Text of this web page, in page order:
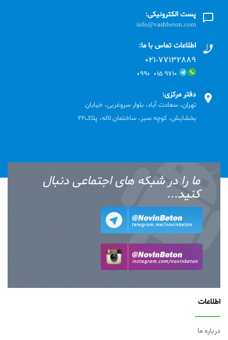
پست الکترونیکی:
info@vashbeton.com
اطلاعات تماس با ما:
۰۲۱-۷۷۱٣۲۸۸۹
۹۷۱۰ ۰۱۵ ۰۹۹۰
دفتر مرکزی:
تهران، سعادت آباد، بلوار سروغربی، خیابان
بخشایش، کوچه سبز، ساختمان لاله، پلاک22
ما را در شبکه های اجتماعی دنبال
کنید...
اطلاعات
درباره ما